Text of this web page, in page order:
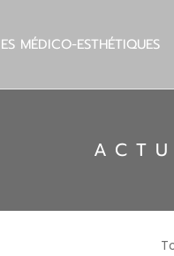
MÉDICO-ESTHÉTIQUES